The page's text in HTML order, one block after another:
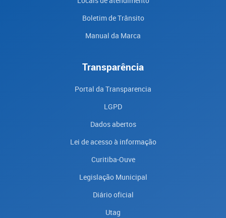
Boletim de Trânsito
Manual da Marca
Transparência
Portal da Transparencia
LGPD
Dados abertos
Lei de acesso à informação
Curitiba-Ouve
Legislação Municipal
Diário oficial
Utag